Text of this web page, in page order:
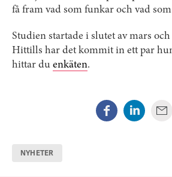
få fram vad som funkar och vad
Studien startade i slutet av mars
Hittills har det kommit in ett par
hittar du enkäten.
NYHETER